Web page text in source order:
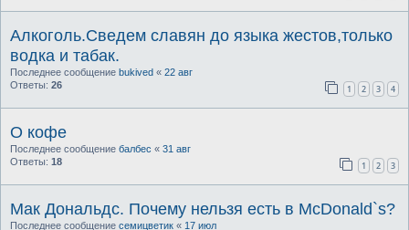
Алкоголь.Сведем славян до языка жестов,только
водка и табак.
Последнее сообщение bukived « 22 авг
Ответы: 26 1 2 3 4
О кофе
Последнее сообщение балбес « 31 авг
Ответы: 18 1 2 3
Мак Дональдс. Почему нельзя есть в McDonald`s?
Последнее сообщение семицветик « 17 июл